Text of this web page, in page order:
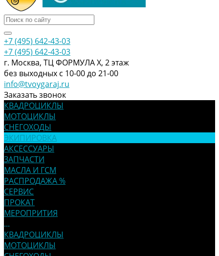
+7 (495) 642-43-03
+7 (495) 642-43-03
г. Москва, ТЦ ФОРМУЛА Х, 2 этаж
без выходных с 10-00 до 21-00
info@tvoygaraj.ru
Заказать звонок
КВАДРОЦИКЛЫ
МОТОЦИКЛЫ
СНЕГОХОДЫ
ЭКИПИРОВКА
АКСЕССУАРЫ
ЗАПЧАСТИ
МАСЛА И ГСМ
РАСПРОДАЖА %
СЕРВИС
ПРОКАТ
МЕРОПРИТИЯ
...
КВАДРОЦИКЛЫ
МОТОЦИКЛЫ